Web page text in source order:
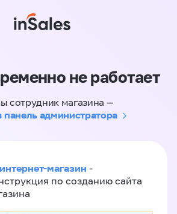
не работает
сотрудник магазина —
панель администратора
магазин -
по созданию сайта